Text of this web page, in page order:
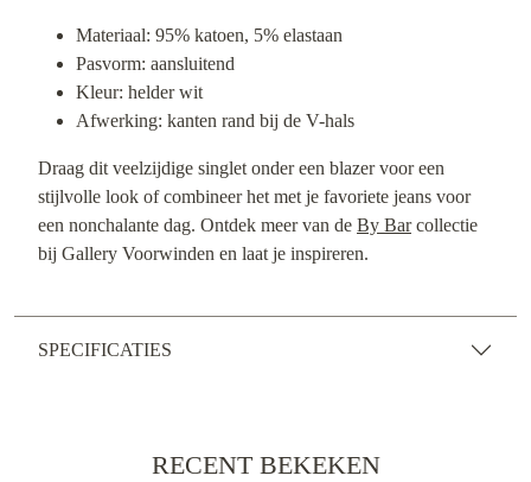
Materiaal: 95% katoen, 5% elastaan
Pasvorm: aansluitend
Kleur: helder wit
Afwerking: kanten rand bij de V-hals
Draag dit veelzijdige singlet onder een blazer voor een
stijlvolle look of combineer het met je favoriete jeans voor
een nonchalante dag. Ontdek meer van de By Barcollectie
bij Gallery Voorwinden en laat je inspireren.
SPECIFICATIES
RECENT BEKEKEN